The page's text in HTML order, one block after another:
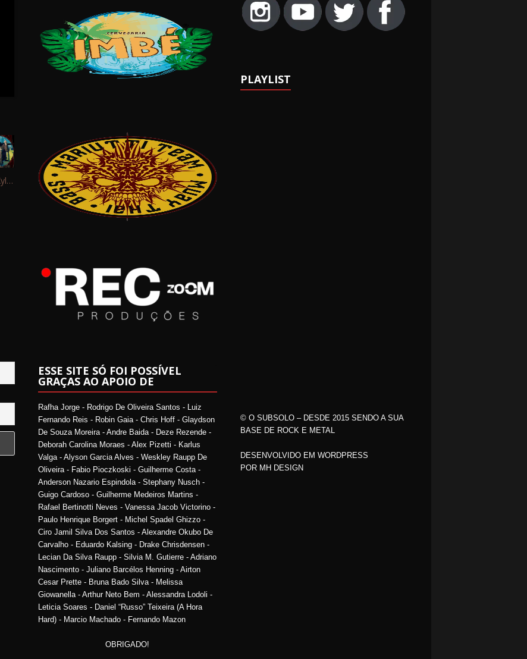
Interview: Kyle Schaefer (Fallujah)
ESSE SITE SÓ FOI POSSÍVEL
GRAÇAS AO APOIO DE
Rafha Jorge - Rodrigo De Oliveira Santos - Luiz
Fernando Reis - Robin Gaia - Chris Hoff - Glaydson
De Souza Moreira - Andre Baida - Deze Rezende -
Deborah Carolina Moraes - Alex Pizetti - Karlus
Valga - Alyson Garcia Alves - Weskley Raupp De
Oliveira - Fabio Pioczkoski - Guilherme Costa -
Anderson Nazario Espindola - Stephany Nusch -
Guigo Cardoso - Guilherme Medeiros Martins -
Rafael Bertinotti Neves - Vanessa Jacob Victorino -
Paulo Henrique Borgert - Michel Spadel Ghizzo -
Ciro Jamil Silva Dos Santos - Alexandre Okubo De
Carvalho - Eduardo Kalsing - Drake Chrisdensen -
Lecian Da Silva Raupp - Silvia M. Gutierre - Adriano
Nascimento - Juliano Barcélos Henning - Airton
Cesar Prette - Bruna Bado Silva - Melissa
Giowanella - Arthur Neto Bem - Alessandra Lodoli -
Leticia Soares - Daniel “Russo” Teixeira (A Hora
Hard) - Marcio Machado - Fernando Mazon
OBRIGADO!
PLAYLIST
© O SUBSOLO – DESDE 2015 SENDO A SUA
BASE DE ROCK E METAL
DESENVOLVIDO EM WORDPRESS
POR MH DESIGN